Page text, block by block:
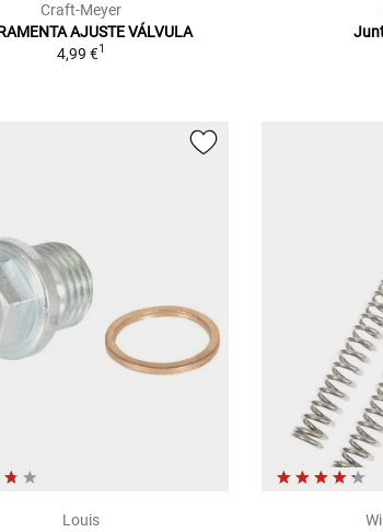
Craft-Meyer
AJUSTE VÁLVULA
4,99 €1
Louis